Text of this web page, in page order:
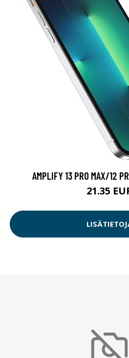
AMPLIFY 13 PRO MAX/12
21.35